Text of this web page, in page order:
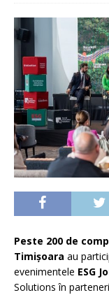
Peste 200 de
Timișoara au
evenimentele ESG
Solutions în